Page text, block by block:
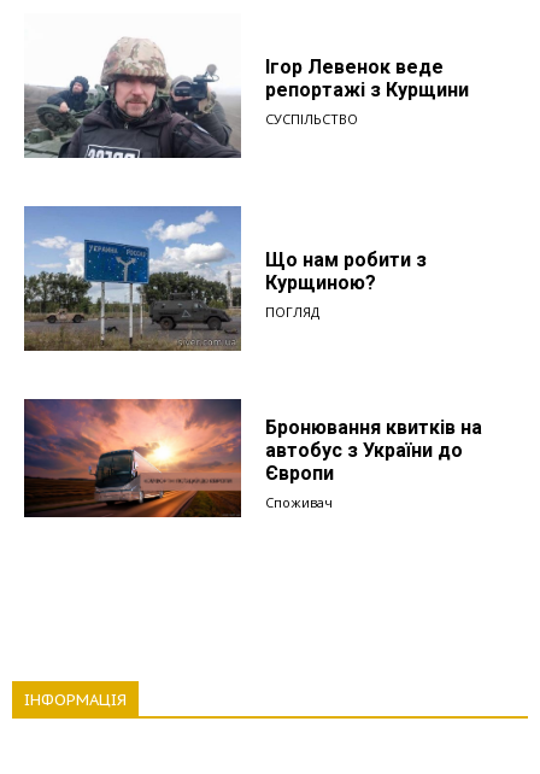
Ігор Левенок веде
репортажі з Курщини
СУСПІЛЬСТВО
Що нам робити з
Курщиною?
ПОГЛЯД
Бронювання квитків на
автобус з України до
Європи
Споживач
ІНФОРМАЦІЯ